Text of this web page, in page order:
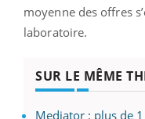
moyenne des offres
laboratoire.
SUR LE MÊME
Mediator : plus de